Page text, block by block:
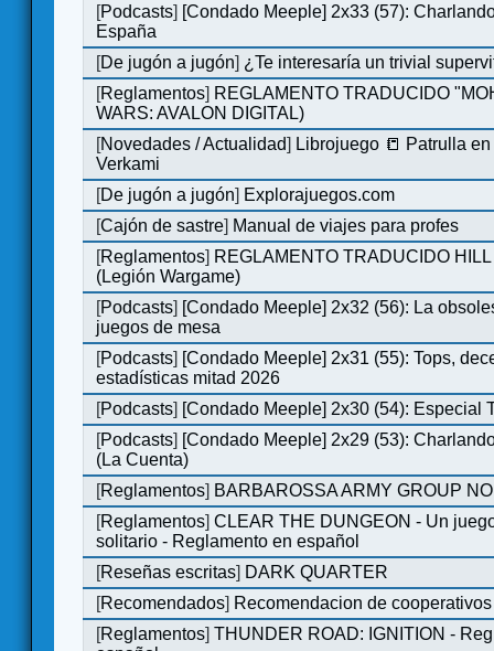
[Podcasts] [Condado Meeple] 2x33 (57):
España
[De jugón a jugón] ¿Te interesaría un trivial
[Reglamentos] REGLAMENTO TRADUCIDO
WARS: AVALON DIGITAL)
[Novedades / Actualidad] Librojuego 📒 Patrulla
Verkami
[De jugón a jugón] Explorajuegos.com
[Cajón de sastre] Manual de viajes para profes
[Reglamentos] REGLAMENTO TRADUCIDO
(Legión Wargame)
[Podcasts] [Condado Meeple] 2x32 (56): La
juegos de mesa
[Podcasts] [Condado Meeple] 2x31 (55): Tops,
estadísticas mitad 2026
[Podcasts] [Condado Meeple] 2x30 (54): Especial
[Podcasts] [Condado Meeple] 2x29 (53):
(La Cuenta)
[Reglamentos] BARBAROSSA ARMY GROUP
[Reglamentos]CLEAR THE DUNGEON - Un
solitario - Reglamento en español
[Reseñas escritas] DARK QUARTER
[Recomendados] Recomendacion de
[Reglamentos]THUNDER ROAD: IGNITION -